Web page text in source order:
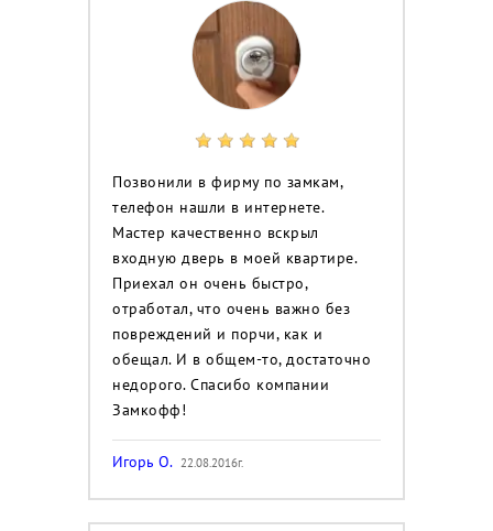
Позвонили в фирму по замкам,
телефон нашли в интернете.
Мастер качественно вскрыл
входную дверь в моей квартире.
Приехал он очень быстро,
отработал, что очень важно без
повреждений и порчи, как и
обещал. И в общем-то, достаточно
недорого. Спасибо компании
Замкофф!
Игорь О. 22.08.2016г.